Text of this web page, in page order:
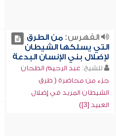
الفهرس:من الطرق
التي يسلكها الشيطان
لإضلال بني الإنسان البدعة
للشيخ: عبد الرحيم الطحان
جزء من محاضرة ( طرق
الشيطان المريد في إضلال
العبيد [3])